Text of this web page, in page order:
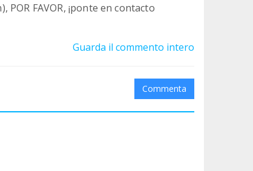
FAVOR, ¡ponte en contacto
Guarda il commento intero
Commenta